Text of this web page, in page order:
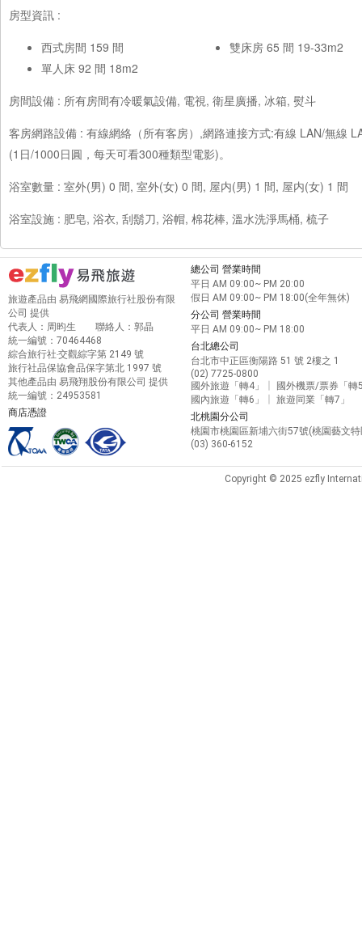
房型資訊 :
西式房間 159 間
單人床 92 間 18m2
雙床房 65 間 19-33m2
房間設備 : 所有房間有冷暖氣設備, 電視, 衛星廣播, 冰箱, 熨斗
客房網路設備 : 有線網絡（所有客房）,網路連接方式:有線 LAN/無線
(1日/1000日圓，每天可看300種類型電影)。
浴室數量 : 室外(男) 0 間, 室外(女) 0 間, 屋内(男) 1 間, 屋内(女) 1 間
浴室設施 : 肥皂, 浴衣, 刮鬍刀, 浴帽, 棉花棒, 溫水洗淨馬桶, 梳子